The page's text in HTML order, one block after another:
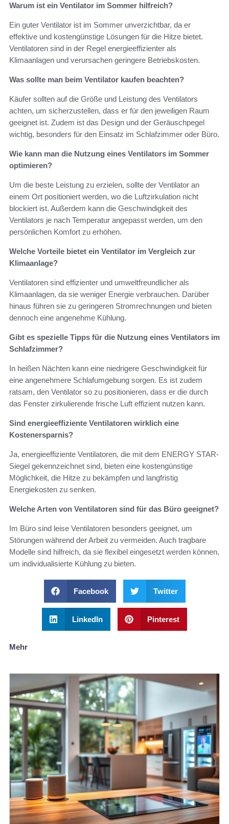
Warum ist ein Ventilator im Sommer hilfreich?
Ein guter Ventilator ist im Sommer unverzichtbar, da er
effektive und kostengünstige Lösungen für die Hitze bietet.
Ventilatoren sind in der Regel energieeffizienter als
Klimaanlagen und verursachen geringere Betriebskosten.
Was sollte man beim Ventilator kaufen beachten?
Käufer sollten auf die Größe und Leistung des Ventilators
achten, um sicherzustellen, dass er für den jeweiligen Raum
geeignet ist. Zudem ist das Design und der Geräuschpegel
wichtig, besonders für den Einsatz im Schlafzimmer oder Büro.
Wie kann man die Nutzung eines Ventilators im Sommer
optimieren?
Um die beste Leistung zu erzielen, sollte der Ventilator an
einem Ort positioniert werden, wo die Luftzirkulation nicht
blockiert ist. Außerdem kann die Geschwindigkeit des
Ventilators je nach Temperatur angepasst werden, um den
persönlichen Komfort zu erhöhen.
Welche Vorteile bietet ein Ventilator im Vergleich zur
Klimaanlage?
Ventilatoren sind effizienter und umweltfreundlicher als
Klimaanlagen, da sie weniger Energie verbrauchen. Darüber
hinaus führen sie zu geringeren Stromrechnungen und bieten
dennoch eine angenehme Kühlung.
Gibt es spezielle Tipps für die Nutzung eines Ventilators im
Schlafzimmer?
In heißen Nächten kann eine niedrigere Geschwindigkeit für
eine angenehmere Schlafumgebung sorgen. Es ist zudem
ratsam, den Ventilator so zu positionieren, dass er die durch
das Fenster zirkulierende frische Luft effizient nutzen kann.
Sind energieeffiziente Ventilatoren wirklich eine
Kostenersparnis?
Ja, energieeffiziente Ventilatoren, die mit dem ENERGY STAR-
Siegel gekennzeichnet sind, bieten eine kostengünstige
Möglichkeit, die Hitze zu bekämpfen und langfristig
Energiekosten zu senken.
Welche Arten von Ventilatoren sind für das Büro geeignet?
Im Büro sind leise Ventilatoren besonders geeignet, um
Störungen während der Arbeit zu vermeiden. Auch tragbare
Modelle sind hilfreich, da sie flexibel eingesetzt werden können,
um individualisierte Kühlung zu bieten.
Facebook Twitter
LinkedIn Pinterest
Mehr